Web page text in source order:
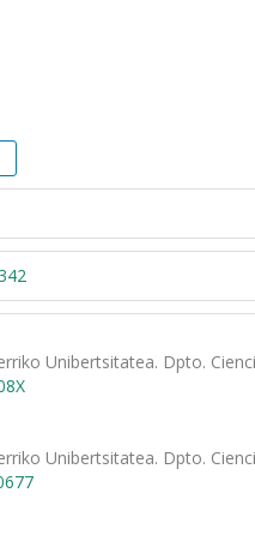
Unibertsitatea. Dpto.
Unibertsitatea. Dpto.